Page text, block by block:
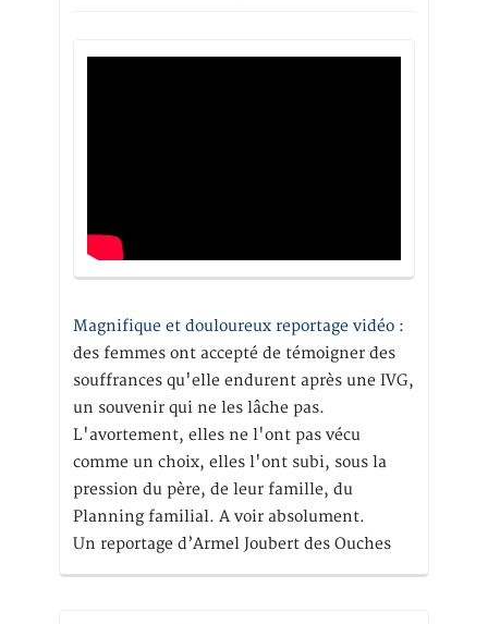
Magnifique et douloureux reportage vidéo :
des femmes ont accepté de témoigner des
souffrances qu'elle endurent après une IVG,
un souvenir qui ne les lâche pas.
L'avortement, elles ne l'ont pas vécu
comme un choix, elles l'ont subi, sous la
pression du père, de leur famille, du
Planning familial. A voir absolument.
Un reportage d’Armel Joubert des Ouches